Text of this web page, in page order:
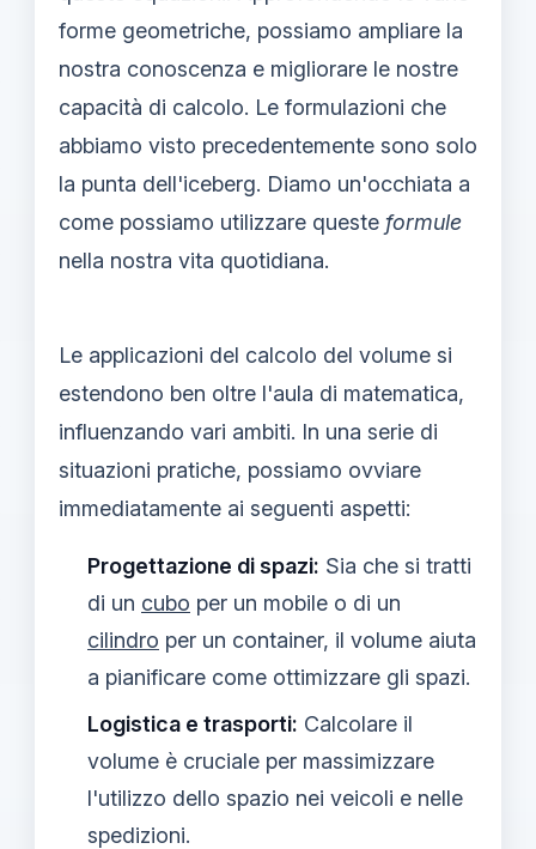
forme geometriche, possiamo ampliare la
nostra conoscenza e migliorare le nostre
capacità di calcolo. Le formulazioni che
abbiamo visto precedentemente sono solo
la punta dell'iceberg. Diamo un'occhiata a
come possiamo utilizzare queste formule
nella nostra vita quotidiana.
Le applicazioni del calcolo del volume si
estendono ben oltre l'aula di matematica,
influenzando vari ambiti. In una serie di
situazioni pratiche, possiamo ovviare
immediatamente ai seguenti aspetti:
Progettazione di spazi: Sia che si tratti
di un cubo per un mobile o di un
cilindro per un container, il volume aiuta
a pianificare come ottimizzare gli spazi.
Logistica e trasporti: Calcolare il
volume è cruciale per massimizzare
l'utilizzo dello spazio nei veicoli e nelle
spedizioni.